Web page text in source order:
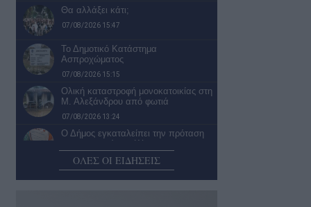
Θα αλλάξει κάτι;
07/08/2026 15:47
Το Δημοτικό Κατάστημα
Ασπροχώματος
07/08/2026 15:15
Ολική καταστροφή μονοκατοικίας στη
Μ. Αλεξάνδρου από φωτιά
07/08/2026 13:24
Ο Δήμος εγκαταλείπει την πρόταση
για μεταφορά του Κέντρου
Συμβουλευτικής…
07/08/2026 13:01
ΟΛΕΣ ΟΙ ΕΙΔΗΣΕΙΣ